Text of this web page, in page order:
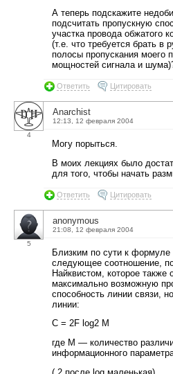
А теперь подскажите
подсчитать пропускную
участка провода обжатого
(т.е. что требуется брать в
полосы пропускания моего
мощностей сигнала и
Ответить Цитировать
4
Anarchist
12:13, 12 февраля 2004
Могу порыться.
В моих лекциях было
для того, чтобы начать
Ответить Цитировать
5
anonymous
21:08, 12 февраля 2004
Близким по сути к
следующее соотношение,
Найквистом, которое также
максимально возможную
способность линии связи,
линии:
C = 2F log2 M
где М — количество
информационного